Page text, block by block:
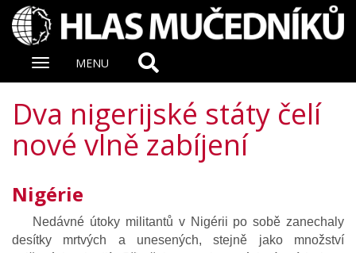
Zobrazit
MENU
Dva nigerijské státy čelí
nové vlně zabíjení
Nigérie
Nedávné útoky militantů v Nigérii po sobě zanechaly
desítky mrtvých a unesených, stejně jako množství